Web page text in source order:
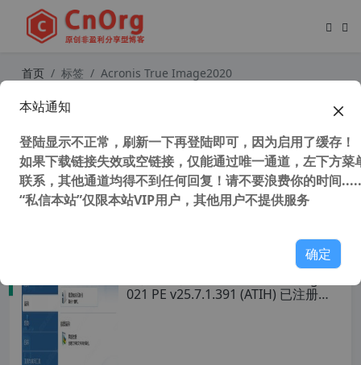
首页 标签 Acronis True Image2020
ffice (系统备份恢复软件) 32/64位
021 PE v25.7.1.391 (ATIH) 已注册单
本站通知
登陆显示不正常，刷新一下再登陆即可，因为启用了缓存！
如果下载链接失效或空链接，仅能通过唯一通道，左下方菜
联系，其他通道均得不到任何回复！请不要浪费你的时间
“私信本站”仅限本站VIP用户，其他用户不提供服务
确定